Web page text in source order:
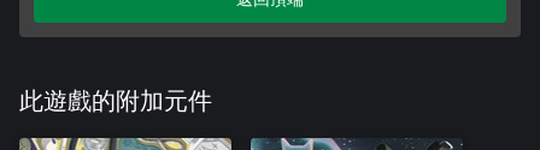
此遊戲的附加元件